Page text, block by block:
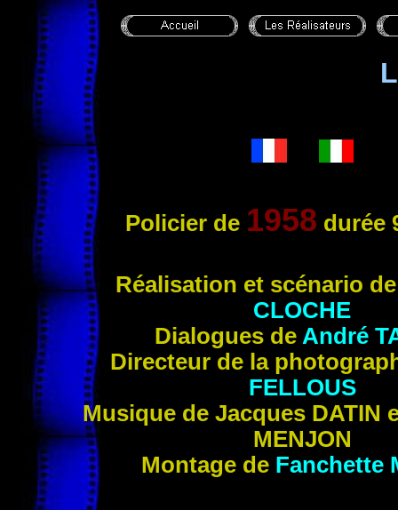
Policier de 1958 durée
Réalisation et scénario
CLOCHE
Dialogues de André
Directeur de la
FELLOUS
Musique de Jacques DATIN
MENJON
Montage de Fanchette